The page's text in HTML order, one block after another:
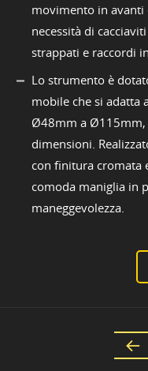
movimento in
necessità di
strappati e raccordi
Lo strumento è
mobile che si adatta
Ø48mm a Ø115mm,
dimensioni.
con finitura cromata
comoda maniglia in
maneggevolezza.